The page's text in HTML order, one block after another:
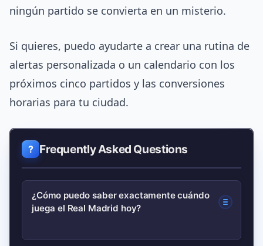
ningún partido se convierta en un misterio.
Si quieres, puedo ayudarte a crear una rutina de
alertas personalizada o un calendario con los
próximos cinco partidos y las conversiones
horarias para tu ciudad.
Frequently Asked Questions
¿Cómo puedo saber exactamente cuándo
juega el Real Madrid hoy?